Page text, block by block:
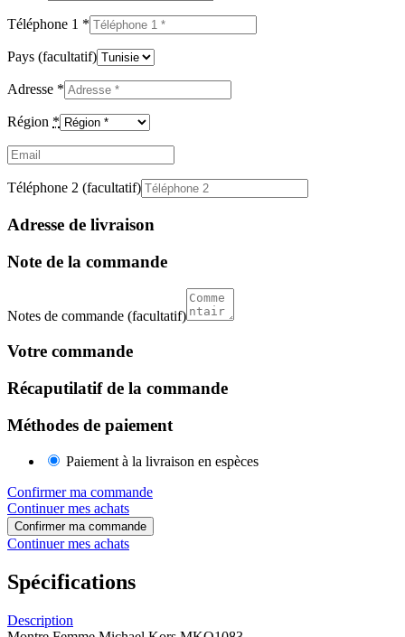
Téléphone 1 *
Pays (facultatif)
Adresse *
Région *
Email
Téléphone 2 (facultatif)
Adresse de livraison
Note de la commande
Notes de commande (facultatif)
Votre commande
Récaputilatif de la commande
Méthodes de paiement
Paiement à la livraison en espèces
Confirmer ma commande
Continuer mes achats
Confirmer ma commande
Continuer mes achats
Spécifications
Description